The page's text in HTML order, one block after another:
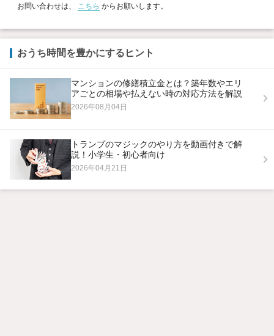
お問い合わせは、 こちら からお願いします。
おうち時間を豊かにするヒント
マンションの修繕積立金とは？築年数やエリ
アごとの相場や払えない時の対応方法を解説
2026年08月04日
トランプのマジックのやり方を動画付きで解
説！小学生・初心者向け
2026年04月21日